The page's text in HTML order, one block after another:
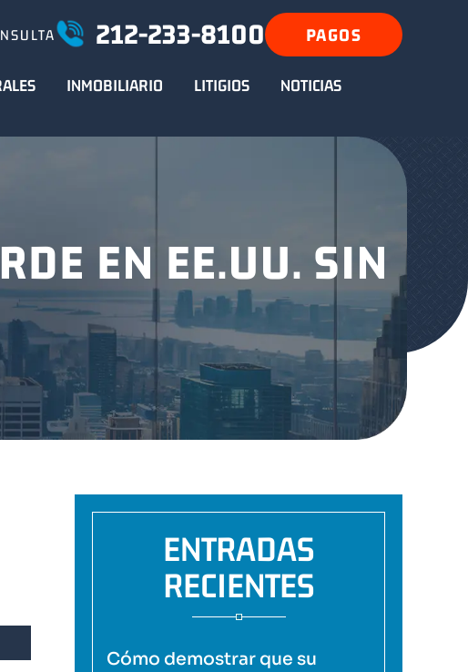
212-233-8100 PAGOS
INMOBILIARIO LITIGIOS
NOTICIAS
EN EE.UU. SIN
ENTRADAS
RECIENTES
Cómo demostrar que su